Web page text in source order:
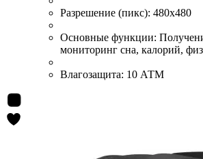
Разрешение (пикс): 480x480
Основные функции:
мониторинг сна, калорий,
Влагозащита: 10 АТМ